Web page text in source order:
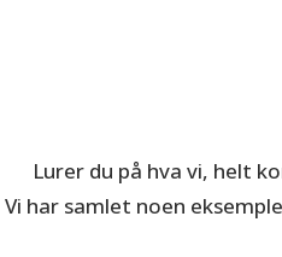
Lurer du på hva vi, helt
Vi har samlet noen